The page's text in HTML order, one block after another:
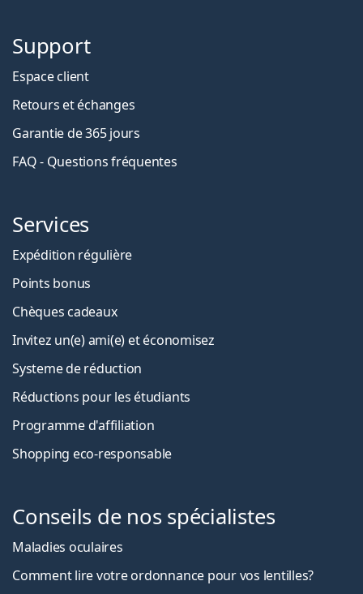
Support
Espace client
Retours et échanges
Garantie de 365 jours
FAQ - Questions fréquentes
Services
Expédition régulière
Points bonus
Chèques cadeaux
Invitez un(e) ami(e) et économisez
Systeme de réduction
Réductions pour les étudiants
Programme d'affiliation
Shopping eco-responsable
Conseils de nos spécialistes
Maladies oculaires
Comment lire votre ordonnance pour vos lentilles?